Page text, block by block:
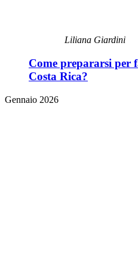
Liliana Giardini
Come prepararsi per
Costa Rica?
Gennaio 2026